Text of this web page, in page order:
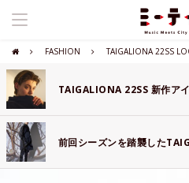
FASHION TAIGALIONA 22SS
TAIGALIONA 22SS 新作ア
前回シーズンを踏襲した